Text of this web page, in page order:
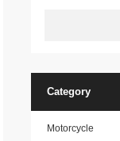
Category
Motorcycle